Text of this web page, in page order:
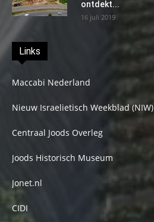
ontdekt...
16 juli 2019
Links
Maccabi Nederland
Nieuw Israelietisch Weekblad (NIW)
Centraal Joods Overleg
Joods Historisch Museum
Jonet.nl
CIDI